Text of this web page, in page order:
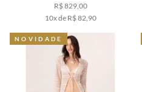
R$ 829,00
10x de R$ 82,90
NOVIDADE